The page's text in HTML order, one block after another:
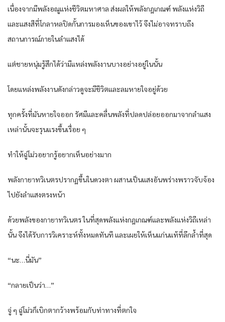
เนื่องจากมีพลังอณูแห่งชีวิตมหาศาล ส่งผลให้พลังกฎเกณฑ์ พลังแห่งวิถี
และแสงสีที่โกลาหลปิดกั้นการมองเห็นของเขาไว้ จึงไม่อาจทราบถึง
สถานการณ์ภายในลำแสงได้
แต่ชายหนุ่มรู้สึกได้ว่ามีแหล่งพลังงานบางอย่างอยู่ในนั้น
โดยแหล่งพลังงานดังกล่าวดูจะมีชีวิตและลมหายใจอยู่ด้วย
ทุกครั้งที่มันหายใจออก รัศมีและคลื่นพลังที่ปลดปล่อยออกมาจากลำแสง
เหล่านั้นจะรุนแรงขึ้นเรื่อย ๆ
ทำให้ฉู่โม่วอยากรู้อยากเห็นอย่างมาก
พลังกายาทวิเนตรปรากฏขึ้นในดวงตา ผสานเป็นแสงอันพร่างพราวจับจ้อง
ไปยังลำแสงตรงหน้า
ด้วยพลังของกายาทวิเนตร ในที่สุดพลังแห่งกฎเกณฑ์และพลังแห่งวิถีเหล่า
นั้น จึงได้รับการวิเคราะห์ทั้งหมดทันที และเผยให้เห็นแก่นแท้ที่ลึกล้ำที่สุด
“นะ…นี่มัน”
“กลายเป็นว่า…”
จู่ ๆ ฉู่โม่วก็เบิกตากว้างพร้อมกับท่าทางที่ตกใจ